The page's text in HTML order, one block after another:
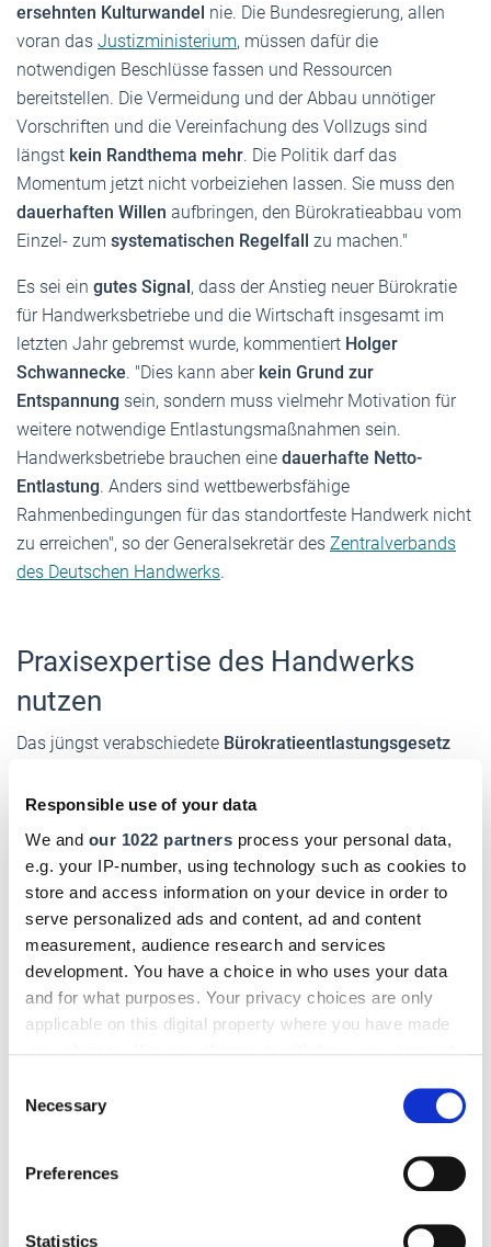
Responsible use of your data
We and our 1022 partners process your personal data,
e.g. your IP-number, using technology such as cookies to
store and access information on your device in order to
serve personalized ads and content, ad and content
measurement, audience research and services
development. You have a choice in who uses your data
and for what purposes. Your privacy choices are only
applicable on this digital property where you have made
the Privacy trigger icon.
Collect information about your geographical location
Identify your device by actively scanning it for
Selection
Necessary
Preferences
Statistics
ersehnten Kulturwandel nie. Die Bundesregierung, allen
voran das Justizministerium, müssen dafür die
notwendigen Beschlüsse fassen und Ressourcen
bereitstellen. Die Vermeidung und der Abbau unnötiger
Vorschriften und die Vereinfachung des Vollzugs sind
längst kein Randthema mehr. Die Politik darf das
Momentum jetzt nicht vorbeiziehen lassen. Sie muss den
dauerhaften Willen aufbringen, den Bürokratieabbau vom
Einzel- zum systematischen Regelfall zu machen."
Es sei ein gutes Signal, dass der Anstieg neuer Bürokratie
für Handwerksbetriebe und die Wirtschaft insgesamt im
letzten Jahr gebremst wurde, kommentiert Holger
Schwannecke. "Dies kann aber kein Grund zur
Entspannung sein, sondern muss vielmehr Motivation für
weitere notwendige Entlastungsmaßnahmen sein.
Handwerksbetriebe brauchen eine dauerhafte Netto-
Entlastung. Anders sind wettbewerbsfähige
Rahmenbedingungen für das standortfeste Handwerk nicht
zu erreichen", so der Generalsekretär des Zentralverbands
des Deutschen Handwerks.
Praxisexpertise des Handwerks
nutzen
Das jüngst verabschiedete Bürokratieentlastungsgesetz
spürbare Effekte zu erzielen. "Der NKR greift in seinem
des Handwerks auf und weist der Bundesregierung damit
denrichtigen Weg : Neben der konsequenten Umsetzung
der angekündigten jährlichen Bürokratieentlastungsgesetze
müssen Netto-Bürokratieabbauziele festgesetzt und
Praxischecks durch alle Ministerien verbindlich
durchgeführt werden. Das Handwerk unterstützt die Politik
dabei mitseinen Vorschlägen und seiner Praxisexpertise
Einfach hier klicken und für das digitale Deutsche